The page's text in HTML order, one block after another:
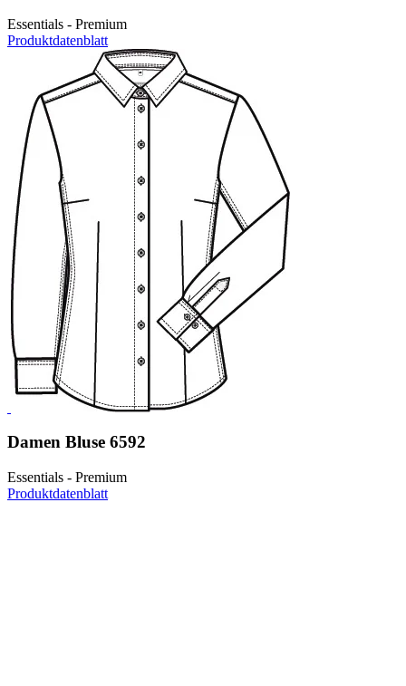
Essentials - Premium
Produktdatenblatt
Damen Bluse 6592
Essentials - Premium
Produktdatenblatt